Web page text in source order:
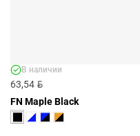
63,54 BYN
В наличии
FN Maple Black